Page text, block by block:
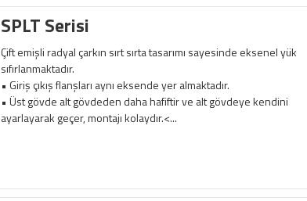
SPLT Serisi
Çift emişli radyal çarkın sırt sırta tasarımı sayesinde eksenel yük
sıfırlanmaktadır.
• Giriş çıkış flanşları aynı eksende yer almaktadır.
• Üst gövde alt gövdeden daha hafiftir ve alt gövdeye kendini
ayarlayarak geçer, montajı kolaydır.<...